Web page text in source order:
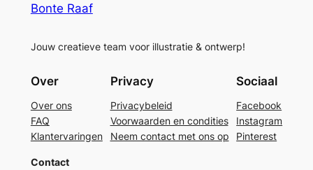
Bonte Raaf
Jouw creatieve team voor illustratie & ontwerp!
Over
Over ons
FAQ
Klantervaringen
Privacy
Privacybeleid
Voorwaarden en condities
Neem contact met ons op
Sociaal
Facebook
Instagram
Pinterest
Contact